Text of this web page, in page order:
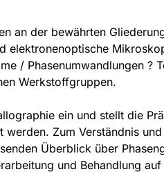
an der bewährten
elektronenoptische
/ Phasenumwandlungen ?
Werkstoffgruppen.
ein und stellt die
Zum Verständnis
Überblick über
und Behandlung